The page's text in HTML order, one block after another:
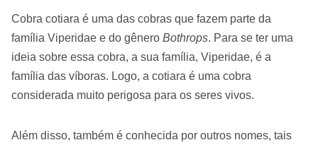
Cobra cotiara é uma das cobras que fazem parte da
família Viperidae e do gênero Bothrops. Para se ter uma
ideia sobre essa cobra, a sua família, Viperidae, é a
família das víboras. Logo, a cotiara é uma cobra
considerada muito perigosa para os seres vivos.
Além disso, também é conhecida por outros nomes, tais